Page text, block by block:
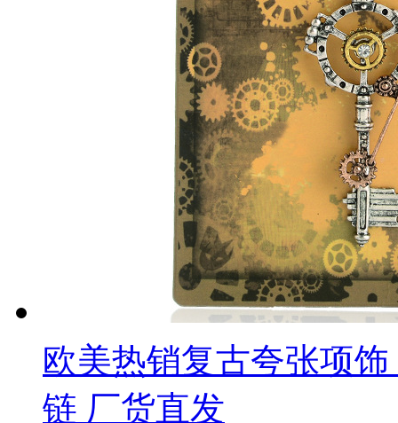
欧美热销复古夸张项
链 厂货直发